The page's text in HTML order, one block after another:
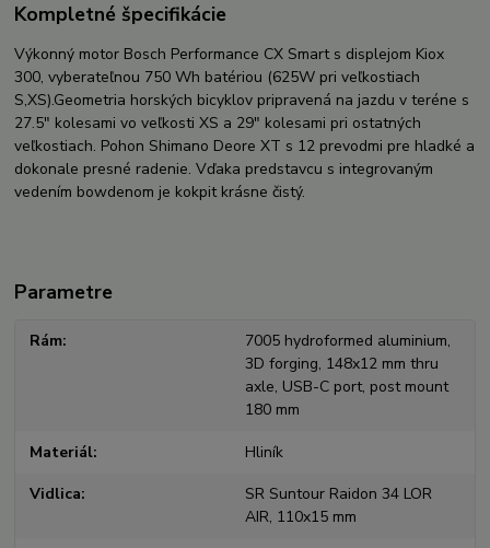
Kompletné špecifikácie
Výkonný motor Bosch Performance CX Smart s displejom Kiox
300, vyberateľnou 750 Wh batériou (625W pri veľkostiach
S,XS).Geometria horských bicyklov pripravená na jazdu v teréne s
27.5" kolesami vo veľkosti XS a 29" kolesami pri ostatných
veľkostiach. Pohon Shimano Deore XT s 12 prevodmi pre hladké a
dokonale presné radenie. Vďaka predstavcu s integrovaným
vedením bowdenom je kokpit krásne čistý.
Parametre
Rám
7005 hydroformed aluminium,
3D forging, 148x12 mm thru
axle, USB-C port, post mount
180 mm
Materiál Hliník
Vidlica
SR Suntour Raidon 34 LOR
AIR, 110x15 mm